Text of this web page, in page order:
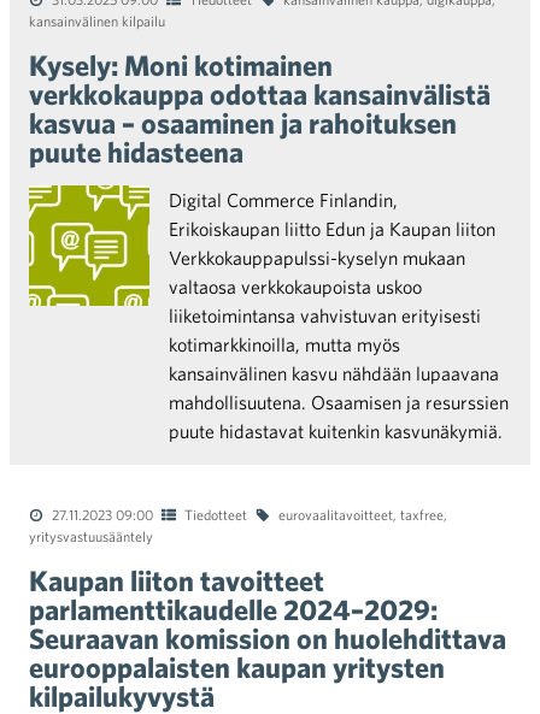
kansainvälinen kilpailu
Kysely: Moni kotimainen
verkkokauppa odottaa kansainvälistä
kasvua – osaaminen ja rahoituksen
puute hidasteena
Digital Commerce Finlandin,
Erikoiskaupan liitto Edun ja Kaupan liiton
Verkkokauppapulssi-kyselyn mukaan
valtaosa verkkokaupoista uskoo
liiketoimintansa vahvistuvan erityisesti
kotimarkkinoilla, mutta myös
kansainvälinen kasvu nähdään lupaavana
mahdollisuutena. Osaamisen ja resurssien
puute hidastavat kuitenkin kasvunäkymiä.
27.11.2023 09:00 Tiedotteet eurovaalitavoitteet, taxfree,
yritysvastuusääntely
Kaupan liiton tavoitteet
parlamenttikaudelle 2024–2029:
Seuraavan komission on huolehdittava
eurooppalaisten kaupan yritysten
kilpailukyvystä